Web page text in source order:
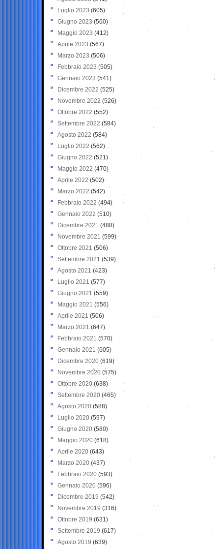
Luglio 2023 (605)
Giugno 2023 (560)
Maggio 2023 (412)
Aprile 2023 (567)
Marzo 2023 (506)
Febbraio 2023 (505)
Gennaio 2023 (541)
Dicembre 2022 (525)
Novembre 2022 (526)
Ottobre 2022 (552)
Settembre 2022 (584)
Agosto 2022 (584)
Luglio 2022 (562)
Giugno 2022 (521)
Maggio 2022 (470)
Aprile 2022 (502)
Marzo 2022 (542)
Febbraio 2022 (494)
Gennaio 2022 (510)
Dicembre 2021 (488)
Novembre 2021 (599)
Ottobre 2021 (506)
Settembre 2021 (539)
Agosto 2021 (423)
Luglio 2021 (577)
Giugno 2021(559)
Maggio 2021 (556)
Aprile 2021 (506)
Marzo 2021 (647)
Febbraio 2021 (570)
Gennaio 2021 (605)
Dicembre 2020 (619)
Novembre 2020 (575)
Ottobre 2020 (638)
Settembre 2020(465)
Agosto 2020 (588)
Luglio 2020 (597)
Giugno 2020 (580)
Maggio 2020 (618)
Aprile 2020 (643)
Marzo 2020 (437)
Febbraio 2020 (593)
Gennaio 2020 (596)
Dicembre 2019 (542)
Novembre 2019 (316)
Ottobre 2019 (631)
Settembre 2019 (617)
Agosto 2019 (639)